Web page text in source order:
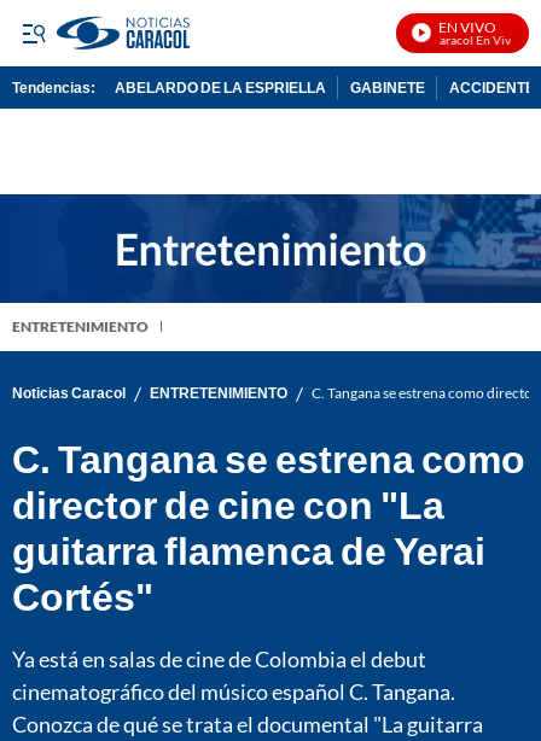
EN VIVO
Noticias Caracol En Vivo
Tendencias: ABELARDO DE LA ESPRIELLA GABINETE ACCIDENTE
ENTRETENIMIENTO
Noticias Caracol / ENTRETENIMIENTO / C. Tangana se estrena como
C. Tangana se estrena como
director de cine con "La
guitarra flamenca de Yerai
Cortés"
Ya está en salas de cine de Colombia el debut
cinematográfico del músico español C. Tangana.
Conozca de qué se trata el documental "La guitarra